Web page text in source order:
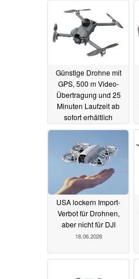
Günstige Drohne mit
GPS, 500 m Video-
Übertragung und 25
Minuten Laufzeit ab
sofort erhältlich
22.06.2026
USA lockern Import-
Verbot für Drohnen,
aber nicht für DJI
18.06.2026